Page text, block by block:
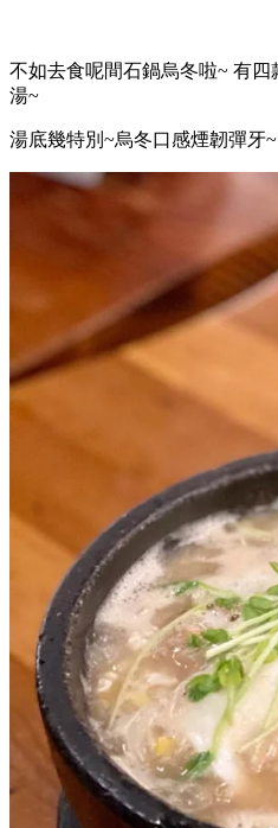
不如去食呢間石鍋烏冬啦~ 有
湯~
湯底幾特別~烏冬口感煙韌彈牙~